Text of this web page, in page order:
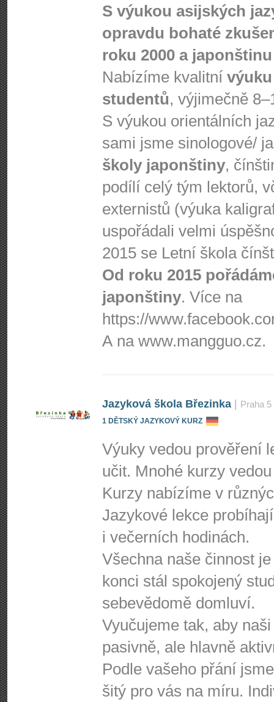
S výukou asijských
opravdu bohaté
roku 2000 a
Nabízíme kvalitní
studentů, výjimečně
S výukou orientálních
sami jsme sinologové/
školy japonštiny,
podílí celý tým lektorů,
externistů (výuka
uspořádali velmi
2015 se Letní škola
Od roku 2015
japonštiny. Více na
https://
A na www.mangguo.cz.
Jazyková škola Březinka Praha 5
1 DĚTSKÝ JAZYKOVÝ KURZ
Výuky vedou prověření
učit. Mnohé kurzy
Kurzy nabízíme v
Jazykové lekce
i večerních hodinách.
Všechna naše činnost
konci stál spokojený
sebevědomě domluví.
Vyučujeme tak, aby
pasivně, ale hlavně
Podle vašeho přání
šitý pro vás na míru.